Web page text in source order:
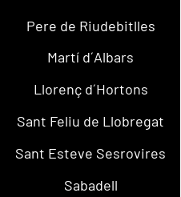
Pere de Riudebitlles
Martí d´Albars
Llorenç d´Hortons
Sant Feliu de Llobregat
Sant Esteve Sesrovires
Sabadell